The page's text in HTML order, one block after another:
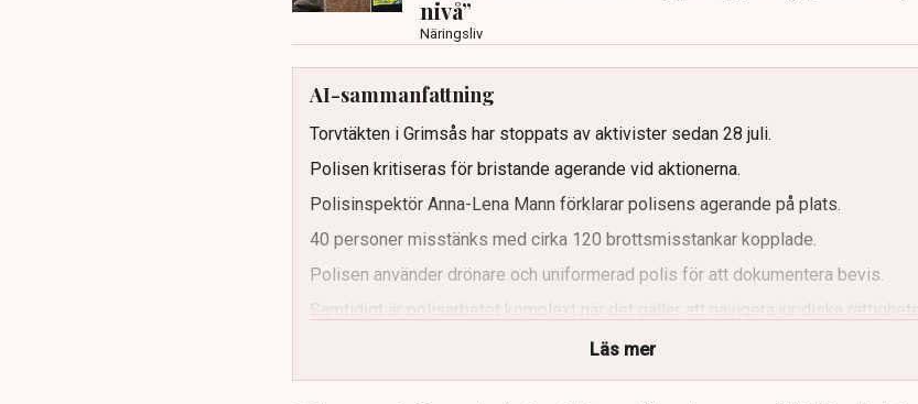
nivå”
Näringsliv
AI-sammanfattning
Torvtäkten i Grimsås har stoppats av aktivister sedan 28 juli.
Polisen kritiseras för bristande agerande vid aktionerna.
Polisinspektör Anna-Lena Mann förklarar polisens agerande på plats.
40 personer misstänks med cirka 120 brottsmisstankar kopplade.
Polisen använder drönare och uniformerad polis för att dokumentera bevis.
Samtidigt är polisarbetet komplext när det gäller att navigera juridiska rättigheter
Läs mer